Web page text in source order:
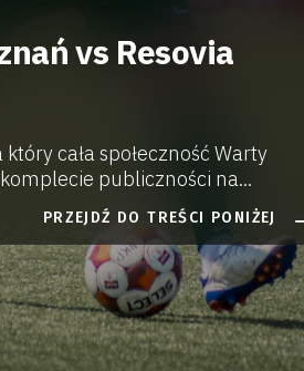
vs Resovia
cała społeczność Warty
publiczności na...
PRZEJDŹ DO TREŚCI PONIŻEJ